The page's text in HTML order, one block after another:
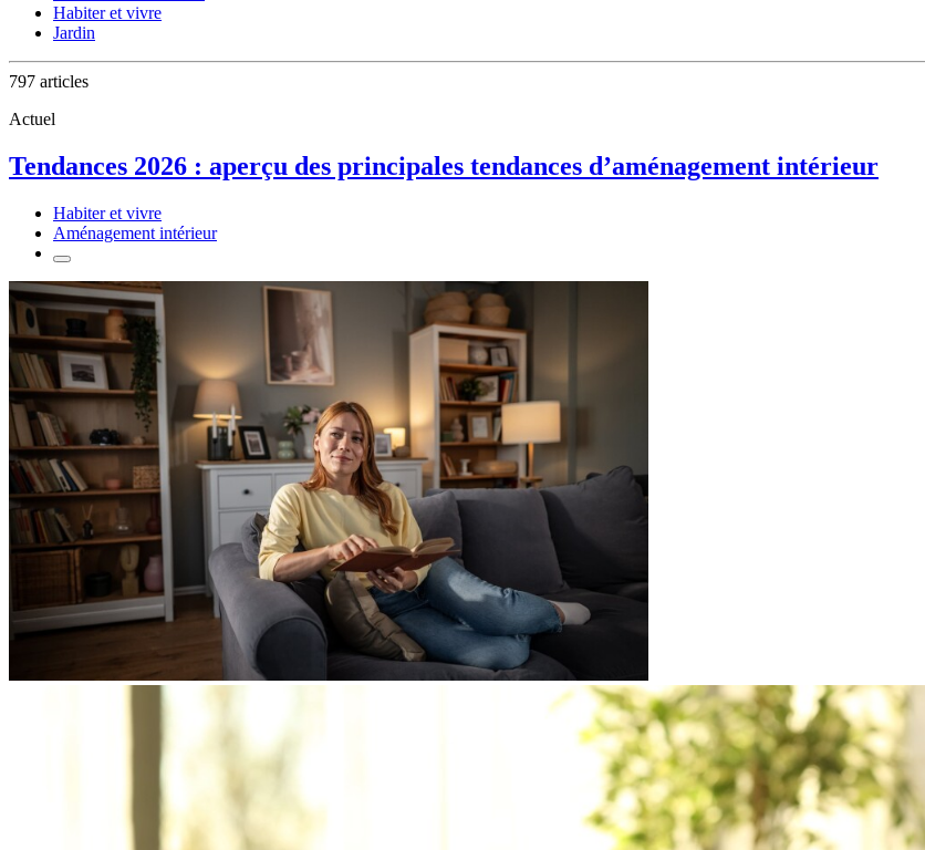
Habiter et vivre
Jardin
797 articles
Actuel
Tendances 2026 : aperçu des principales tendances d’aménagement intérieur
Habiter et vivre
Aménagement intérieur